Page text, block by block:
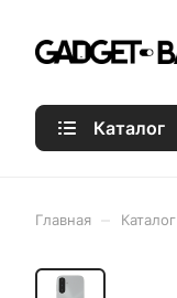
Каталог
Главная Каталог